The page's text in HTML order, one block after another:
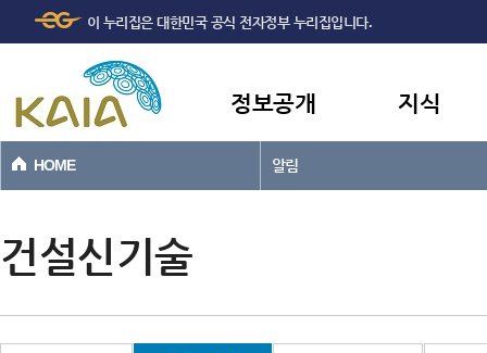
본문바로가기
이 누리집은 대한민국 공식 전자정부 누리집입니다.
정보공개 지식
HOME 알림
건설신기술